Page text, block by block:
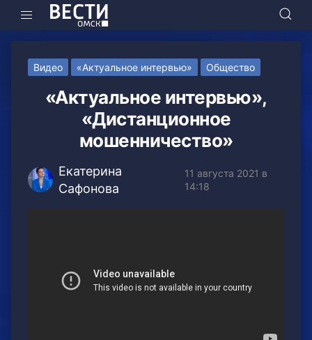
Видео «Актуальное интервью» Общество
«Актуальное интервью»,
«Дистанционное
мошенничество»
Екатерина
Сафонова
11 августа 2021 в
14:18